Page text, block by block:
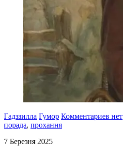
Гадззилла Гумор Комментариев нет
порада, прохання
7 Березня 2025